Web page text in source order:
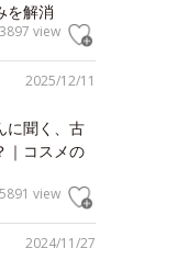
を解消
view
2025/12/11
に聞く、古
｜コスメの
view
2024/11/27